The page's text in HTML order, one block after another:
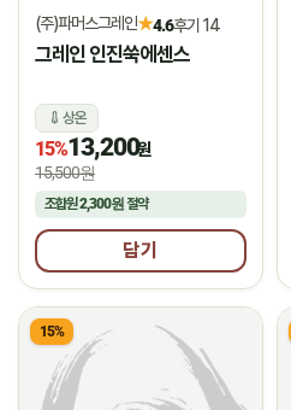
(주)파머스그레인★4.6후기 14
그레인 인진쑥에센스
상온
15%13,200원
15,500원
조합원2,300원 절약
담기
15%